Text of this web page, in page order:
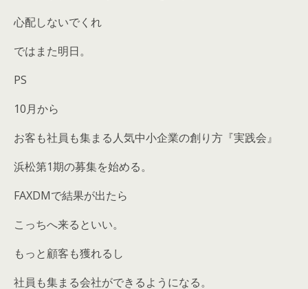
心配しないでくれ
ではまた明日。
PS
10月から
お客も社員も集まる人気中小企業の創り方『実践会』
浜松第1期の募集を始める。
FAXDMで結果が出たら
こっちへ来るといい。
もっと顧客も獲れるし
社員も集まる会社ができるようになる。